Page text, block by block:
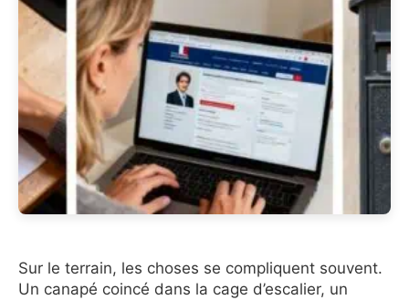
Sur le terrain, les choses se compliquent souvent.
Un canapé coincé dans la cage d’escalier, un